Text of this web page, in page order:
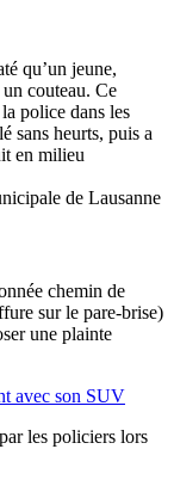
qu’un jeune,
un couteau. Ce
police dans les
sans heurts, puis a
en milieu
de Lausanne
chemin de
sur le pare-brise)
une plainte
avec son SUV
les policiers lors